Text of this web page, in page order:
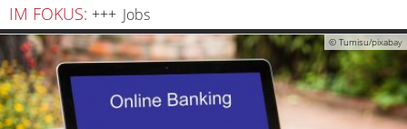
Bauen
und
Wohnen
IM FOKUS: Jobs
© Tumisu/pixabay